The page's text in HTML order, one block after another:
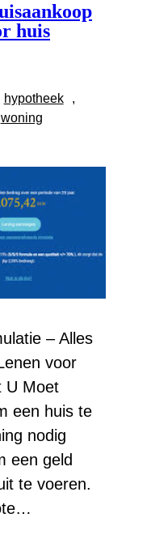
huis
hypotheek
woning
– Alles
voor
U Moet
een huis te
nodig
een geld
te voeren.